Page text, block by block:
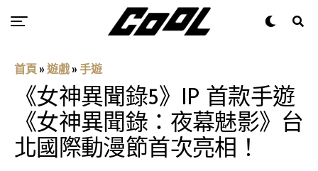
首頁 » 遊戲 » 手遊
《女神異聞錄5》IP 首款手遊
《女神異聞錄：夜幕魅影》台
北國際動漫節首次亮相！